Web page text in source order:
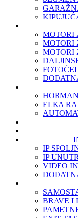
MOTORI
MOTORI
MOTORI
ELKA
IP
IP
VIDEO
BRAVE I